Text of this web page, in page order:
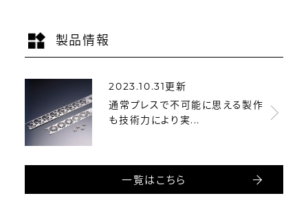
製品情報
2023.10.31更新
通常プレスで不可能に思える製作
も技術力により実...
一覧はこちら